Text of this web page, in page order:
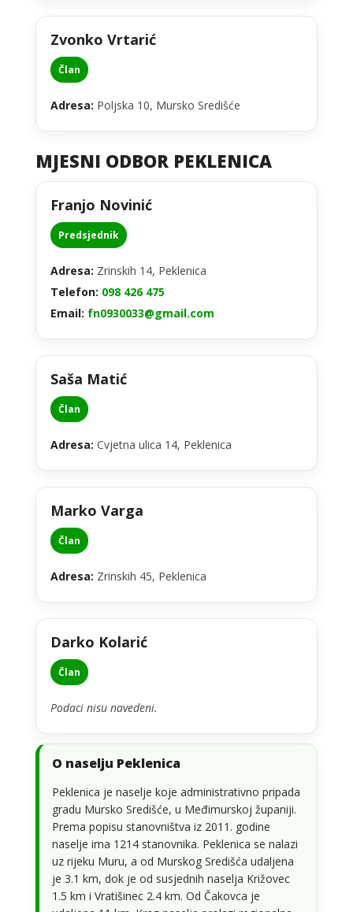
Zvonko Vrtarić
Član
Adresa: Poljska 10, Mursko Središće
MJESNI ODBOR PEKLENICA
Franjo Novinić
Predsjednik
Adresa: Zrinskih 14, Peklenica
Telefon: 098 426 475
Email: fn0930033@gmail.com
Saša Matić
Član
Adresa: Cvjetna ulica 14, Peklenica
Marko Varga
Član
Adresa: Zrinskih 45, Peklenica
Darko Kolarić
Član
Podaci nisu navedeni.
O naselju Peklenica
Peklenica je naselje koje administrativno pripada
gradu Mursko Središće, u Međimurskoj županiji.
Prema popisu stanovništva iz 2011. godine
naselje ima 1214 stanovnika. Peklenica se nalazi
uz rijeku Muru, a od Murskog Središća udaljena
je 3.1 km, dok je od susjednih naselja Križovec
1.5 km i Vratišinec 2.4 km. Od Čakovca je